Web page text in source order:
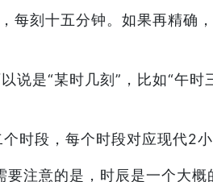
每刻十五分钟。如果再精
说是“某时几刻”，比如“午
时段，每个时段对应现代2
注意的是，时辰是一个大